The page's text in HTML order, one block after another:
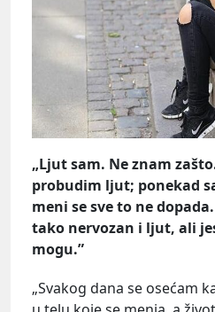
„Ljut sam. Ne znam
probudim ljut; ponekad
meni se sve to ne
tako nervozan i ljut, ali
mogu.”
„Svakog dana se osećam